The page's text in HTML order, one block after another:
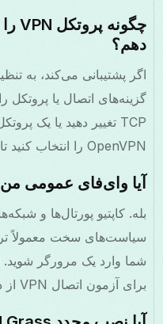
دهم؟
OpenVPN را انتخاب کنید تا محدودیت‌های شبکه را دور بزنید.
آیا وای‌فای عمومی من VPN را مسدود می‌کند؟
بله. کاپتیو پورتال‌ها و
برای آزمون اتصال VPN از داده‌های موبایل استفاده کنید.